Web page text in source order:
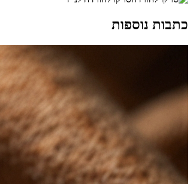
כתבות נוספות